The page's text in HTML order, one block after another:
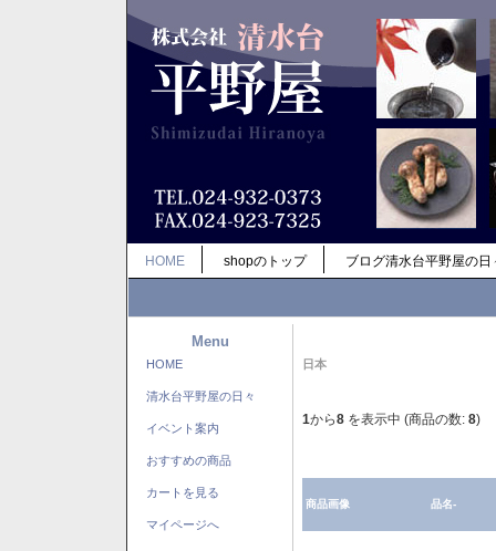
HOME shopのトップ ブログ清水台平野屋の日
Menu
HOME
清水台平野屋の日々
イベント案内
おすすめの商品
カートを見る
マイページへ
日本
1から8 を表示中 (商品の数: 8)
商品画像 品名-